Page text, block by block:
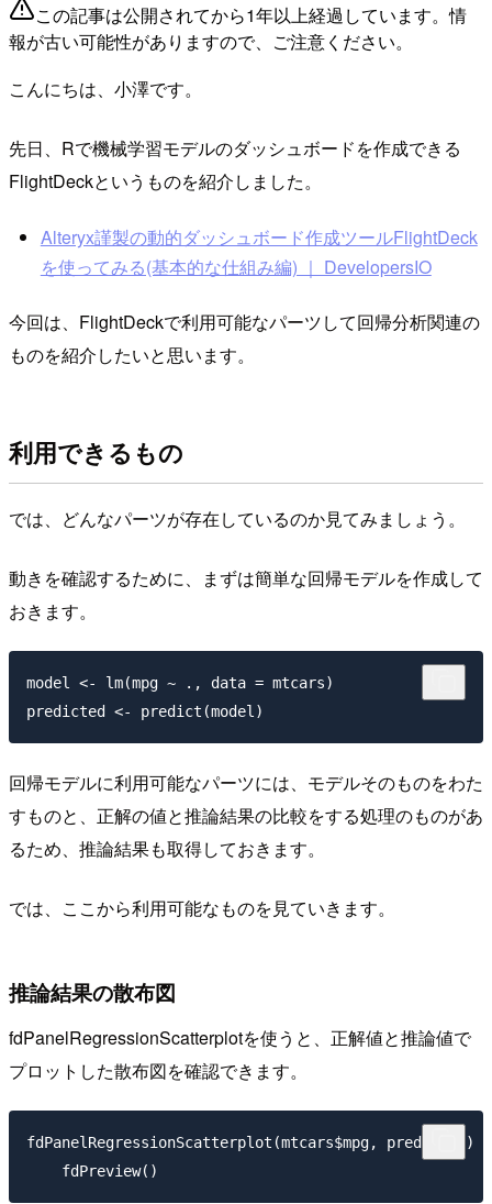
この記事は公開されてから1年以上経過しています。情
報が古い可能性がありますので、ご注意ください。
こんにちは、小澤です。
先日、Rで機械学習モデルのダッシュボードを作成できる
FlightDeckというものを紹介しました。
Alteryx謹製の動的ダッシュボード作成ツールFlightDeck
を使ってみる(基本的な仕組み編) ｜ DevelopersIO
今回は、FlightDeckで利用可能なパーツして回帰分析関連の
ものを紹介したいと思います。
利用できるもの
では、どんなパーツが存在しているのか見てみましょう。
動きを確認するために、まずは簡単な回帰モデルを作成して
おきます。
model <- lm(mpg ~ ., data = mtcars)
回帰モデルに利用可能なパーツには、モデルそのものをわた
すものと、正解の値と推論結果の比較をする処理のものがあ
るため、推論結果も取得しておきます。
では、ここから利用可能なものを見ていきます。
推論結果の散布図
fdPanelRegressionScatterplotを使うと、正解値と推論値で
プロットした散布図を確認できます。
fdPanelRegressionScatterplot(mtcars$mpg, predicted)